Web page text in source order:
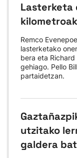
Lasterketa
Remco
lasterketako
bera eta
gehiago. Pello
partaidetzan.
utzitako
galdera